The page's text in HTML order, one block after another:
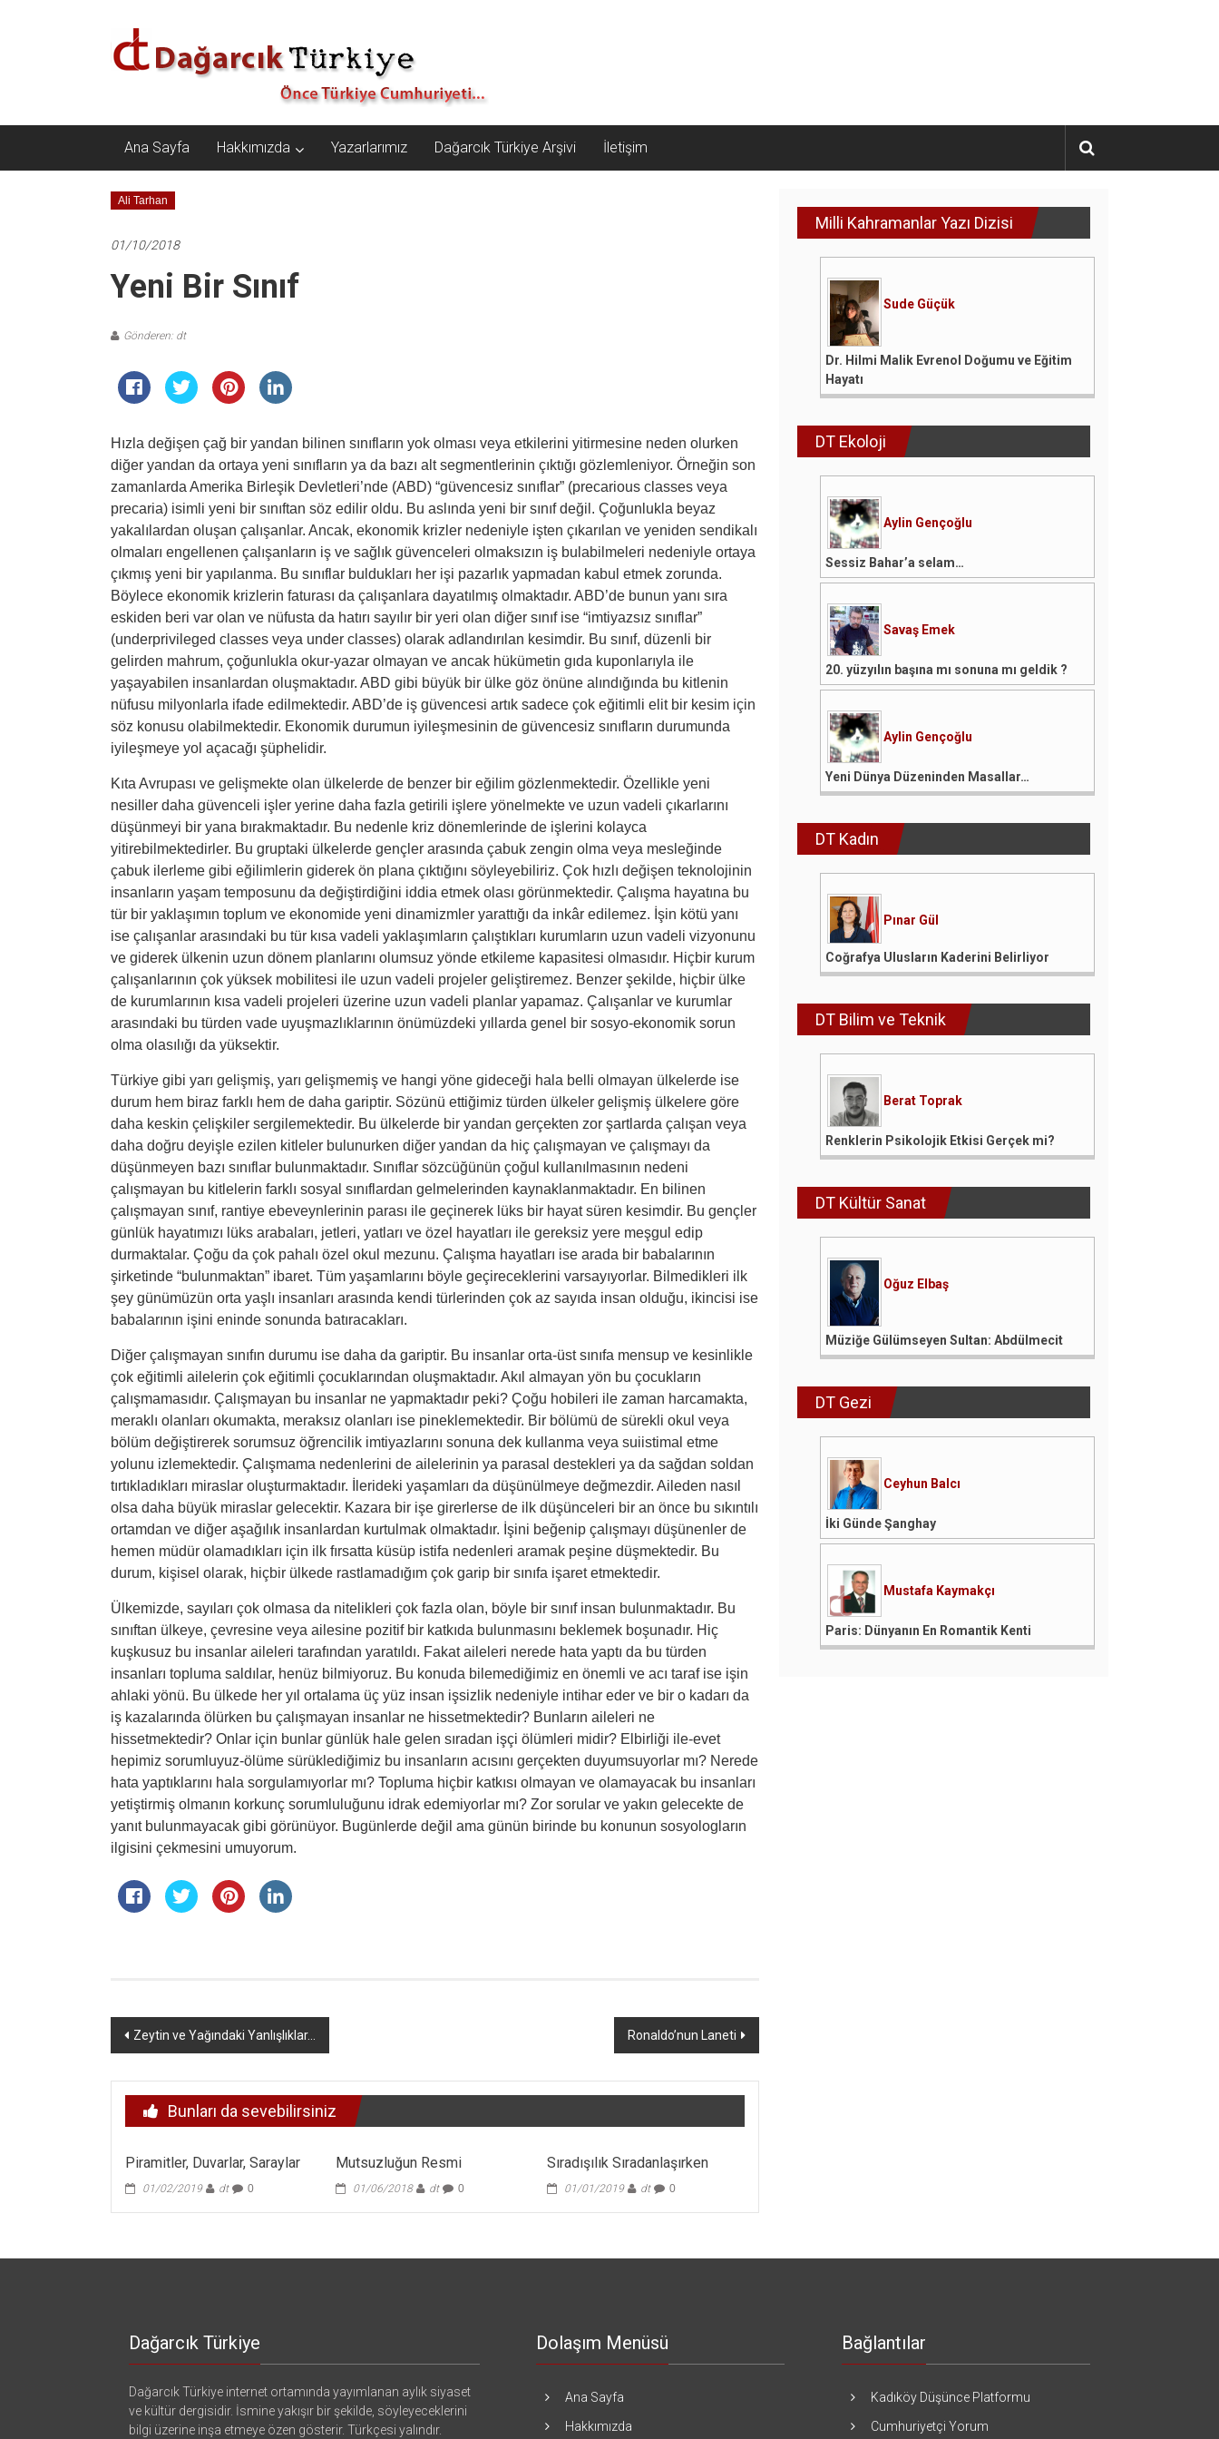
Dağarcık
Türkiye
Türkiye
Cumhuriyeti…
Ana Sayfa Hakkımızda Yazarlarımız Dağarcık Türkiye Arşivi İletişim
Ali Tarhan
01/10/2018
Yeni Bir Sınıf
Gönderen: dt
Hızla değişen çağ bir yandan bilinen sınıfların yok olması veya etkilerini yitirmesine neden olurken
diğer yandan da ortaya yeni sınıfların ya da bazı alt segmentlerinin çıktığı gözlemleniyor. Örneğin son
zamanlarda Amerika Birleşik Devletleri’nde (ABD) “güvencesiz sınıflar” (precarious classes veya
precaria) isimli yeni bir sınıftan söz edilir oldu. Bu aslında yeni bir sınıf değil. Çoğunlukla beyaz
yakalılardan oluşan çalışanlar. Ancak, ekonomik krizler nedeniyle işten çıkarılan ve yeniden sendikalı
olmaları engellenen çalışanların iş ve sağlık güvenceleri olmaksızın iş bulabilmeleri nedeniyle ortaya
çıkmış yeni bir yapılanma. Bu sınıflar buldukları her işi pazarlık yapmadan kabul etmek zorunda.
Böylece ekonomik krizlerin faturası da çalışanlara dayatılmış olmaktadır. ABD’de bunun yanı sıra
eskiden beri var olan ve nüfusta da hatırı sayılır bir yeri olan diğer sınıf ise “imtiyazsız sınıflar”
(underprivileged classes veya under classes) olarak adlandırılan kesimdir. Bu sınıf, düzenli bir
gelirden mahrum, çoğunlukla okur-yazar olmayan ve ancak hükümetin gıda kuponlarıyla ile
yaşayabilen insanlardan oluşmaktadır. ABD gibi büyük bir ülke göz önüne alındığında bu kitlenin
nüfusu milyonlarla ifade edilmektedir. ABD’de iş güvencesi artık sadece çok eğitimli elit bir kesim için
söz konusu olabilmektedir. Ekonomik durumun iyileşmesinin de güvencesiz sınıfların durumunda
iyileşmeye yol açacağı şüphelidir.
Kıta Avrupası ve gelişmekte olan ülkelerde de benzer bir eğilim gözlenmektedir. Özellikle yeni
nesiller daha güvenceli işler yerine daha fazla getirili işlere yönelmekte ve uzun vadeli çıkarlarını
düşünmeyi bir yana bırakmaktadır. Bu nedenle kriz dönemlerinde de işlerini kolayca
yitirebilmektedirler. Bu gruptaki ülkelerde gençler arasında çabuk zengin olma veya mesleğinde
çabuk ilerleme gibi eğilimlerin giderek ön plana çıktığını söyleyebiliriz. Çok hızlı değişen teknolojinin
insanların yaşam temposunu da değiştirdiğini iddia etmek olası görünmektedir. Çalışma hayatına bu
tür bir yaklaşımın toplum ve ekonomide yeni dinamizmler yarattığı da inkâr edilemez. İşin kötü yanı
ise çalışanlar arasındaki bu tür kısa vadeli yaklaşımların çalıştıkları kurumların uzun vadeli vizyonunu
ve giderek ülkenin uzun dönem planlarını olumsuz yönde etkileme kapasitesi olmasıdır. Hiçbir kurum
çalışanlarının çok yüksek mobilitesi ile uzun vadeli projeler geliştiremez. Benzer şekilde, hiçbir ülke
de kurumlarının kısa vadeli projeleri üzerine uzun vadeli planlar yapamaz. Çalışanlar ve kurumlar
arasındaki bu türden vade uyuşmazlıklarının önümüzdeki yıllarda genel bir sosyo-ekonomik sorun
olma olasılığı da yüksektir.
Türkiye gibi yarı gelişmiş, yarı gelişmemiş ve hangi yöne gideceği hala belli olmayan ülkelerde ise
durum hem biraz farklı hem de daha gariptir. Sözünü ettiğimiz türden ülkeler gelişmiş ülkelere göre
daha keskin çelişkiler sergilemektedir. Bu ülkelerde bir yandan gerçekten zor şartlarda çalışan veya
daha doğru deyişle ezilen kitleler bulunurken diğer yandan da hiç çalışmayan ve çalışmayı da
düşünmeyen bazı sınıflar bulunmaktadır. Sınıflar sözcüğünün çoğul kullanılmasının nedeni
çalışmayan bu kitlelerin farklı sosyal sınıflardan gelmelerinden kaynaklanmaktadır. En bilinen
çalışmayan sınıf, rantiye ebeveynlerinin parası ile geçinerek lüks bir hayat süren kesimdir. Bu gençler
günlük hayatımızı lüks arabaları, jetleri, yatları ve özel hayatları ile gereksiz yere meşgul edip
durmaktalar. Çoğu da çok pahalı özel okul mezunu. Çalışma hayatları ise arada bir babalarının
şirketinde “bulunmaktan” ibaret. Tüm yaşamlarını böyle geçireceklerini varsayıyorlar. Bilmedikleri ilk
şey günümüzün orta yaşlı insanları arasında kendi türlerinden çok az sayıda insan olduğu, ikincisi ise
babalarının işini eninde sonunda batıracakları.
Diğer çalışmayan sınıfın durumu ise daha da gariptir. Bu insanlar orta-üst sınıfa mensup ve kesinlikle
çok eğitimli ailelerin çok eğitimli çocuklarından oluşmaktadır. Akıl almayan yön bu çocukların
çalışmamasıdır. Çalışmayan bu insanlar ne yapmaktadır peki? Çoğu hobileri ile zaman harcamakta,
meraklı olanları okumakta, meraksız olanları ise pineklemektedir. Bir bölümü de sürekli okul veya
bölüm değiştirerek sorumsuz öğrencilik imtiyazlarını sonuna dek kullanma veya suiistimal etme
yolunu izlemektedir. Çalışmama nedenlerini de ailelerinin ya parasal destekleri ya da sağdan soldan
tırtıkladıkları miraslar oluşturmaktadır. İlerideki yaşamları da düşünülmeye değmezdir. Aileden nasıl
olsa daha büyük miraslar gelecektir. Kazara bir işe girerlerse de ilk düşünceleri bir an önce bu sıkıntılı
ortamdan ve diğer aşağılık insanlardan kurtulmak olmaktadır. İşini beğenip çalışmayı düşünenler de
hemen müdür olamadıkları için ilk fırsatta küsüp istifa nedenleri aramak peşine düşmektedir. Bu
durum, kişisel olarak, hiçbir ülkede rastlamadığım çok garip bir sınıfa işaret etmektedir.
Ülkemizde, sayıları çok olmasa da nitelikleri çok fazla olan, böyle bir sınıf insan bulunmaktadır. Bu
sınıftan ülkeye, çevresine veya ailesine pozitif bir katkıda bulunmasını beklemek boşunadır. Hiç
kuşkusuz bu insanlar aileleri tarafından yaratıldı. Fakat aileleri nerede hata yaptı da bu türden
insanları topluma saldılar, henüz bilmiyoruz. Bu konuda bilemediğimiz en önemli ve acı taraf ise işin
ahlaki yönü. Bu ülkede her yıl ortalama üç yüz insan işsizlik nedeniyle intihar eder ve bir o kadarı da
iş kazalarında ölürken bu çalışmayan insanlar ne hissetmektedir? Bunların aileleri ne
hissetmektedir? Onlar için bunlar günlük hale gelen sıradan işçi ölümleri midir? Elbirliği ile-evet
hepimiz sorumluyuz-ölüme sürüklediğimiz bu insanların acısını gerçekten duyumsuyorlar mı? Nerede
hata yaptıklarını hala sorgulamıyorlar mı? Topluma hiçbir katkısı olmayan ve olamayacak bu insanları
yetiştirmiş olmanın korkunç sorumluluğunu idrak edemiyorlar mı? Zor sorular ve yakın gelecekte de
yanıt bulunmayacak gibi görünüyor. Bugünlerde değil ama günün birinde bu konunun sosyologların
ilgisini çekmesini umuyorum.
Yazı
Zeytin ve Yağındaki Yanlışlıklar… Ronaldo’nun Laneti
Bunları da sevebilirsiniz
Piramitler, Duvarlar, Saraylar
01/02/2019 dt 0
Mutsuzluğun Resmi
01/06/2018 dt 0
Sıradışılık Sıradanlaşırken
01/01/2019 dt 0
Milli Kahramanlar Yazı Dizisi
Sude Güçük
Dr. Hilmi Malik Evrenol Doğumu ve Eğitim
Hayatı
DT Ekoloji
Aylin Gençoğlu
Sessiz Bahar’a selam…
Savaş Emek
20. yüzyılın başına mı sonuna mı geldik ?
Aylin Gençoğlu
Yeni Dünya Düzeninden Masallar…
DT Kadın
Pınar Gül
Coğrafya Ulusların Kaderini Belirliyor
DT Bilim ve Teknik
Berat Toprak
Renklerin Psikolojik Etkisi Gerçek mi?
DT Kültür Sanat
Oğuz Elbaş
Müziğe Gülümseyen Sultan: Abdülmecit
DT Gezi
Ceyhun Balcı
İki Günde Şanghay
Mustafa Kaymakçı
Paris: Dünyanın En Romantik Kenti
Dağarcık Türkiye
Dağarcık Türkiye internet ortamında yayımlanan aylık siyaset
ve kültür dergisidir. İsmine yakışır bir şekilde, söyleyeceklerini
bilgi üzerine inşa etmeye özen gösterir. Türkçesi yalındır.
Dolaşım Menüsü
Ana Sayfa
Hakkımızda
Bağlantılar
Kadıköy Düşünce Platformu
Cumhuriyetçi Yorum